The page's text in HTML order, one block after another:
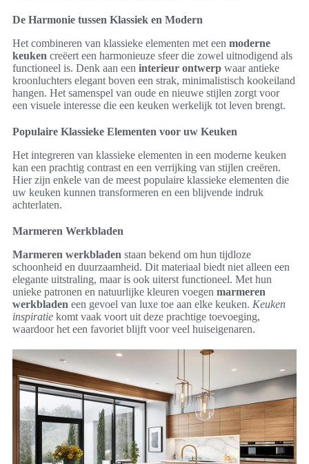
De Harmonie tussen Klassiek en Modern
Het combineren van klassieke elementen met een moderne
keuken creëert een harmonieuze sfeer die zowel uitnodigend als
functioneel is. Denk aan een interieur ontwerp waar antieke
kroonluchters elegant boven een strak, minimalistisch kookeiland
hangen. Het samenspel van oude en nieuwe stijlen zorgt voor
een visuele interesse die een keuken werkelijk tot leven brengt.
Populaire Klassieke Elementen voor uw Keuken
Het integreren van klassieke elementen in een moderne keuken
kan een prachtig contrast en een verrijking van stijlen creëren.
Hier zijn enkele van de meest populaire klassieke elementen die
uw keuken kunnen transformeren en een blijvende indruk
achterlaten.
Marmeren Werkbladen
Marmeren werkbladen staan bekend om hun tijdloze
schoonheid en duurzaamheid. Dit materiaal biedt niet alleen een
elegante uitstraling, maar is ook uiterst functioneel. Met hun
unieke patronen en natuurlijke kleuren voegen marmeren
werkbladen een gevoel van luxe toe aan elke keuken. Keuken
inspiratie komt vaak voort uit deze prachtige toevoeging,
waardoor het een favoriet blijft voor veel huiseigenaren.